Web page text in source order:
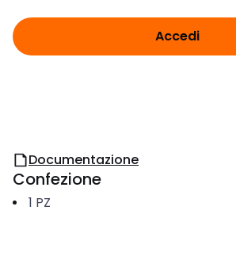
Accedi
Documentazione
Confezione
1 PZ